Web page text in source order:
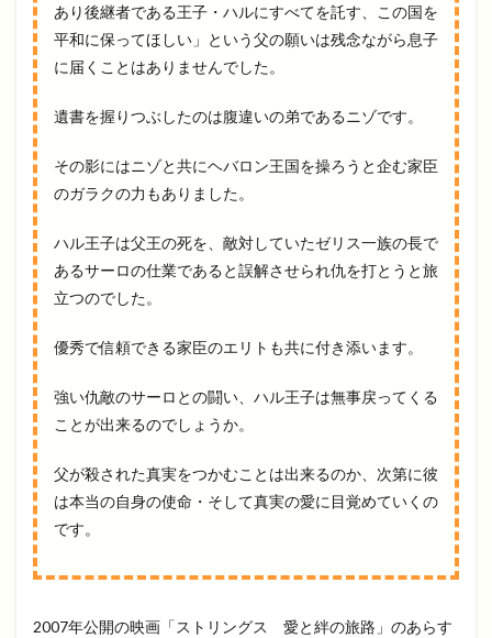
あり後継者である王子・ハルにすべてを託す、この国を
平和に保ってほしい」という父の願いは残念ながら息子
に届くことはありませんでした。
遺書を握りつぶしたのは腹違いの弟であるニゾです。
その影にはニゾと共にヘバロン王国を操ろうと企む家臣
のガラクの力もありました。
ハル王子は父王の死を、敵対していたゼリス一族の長で
あるサーロの仕業であると誤解させられ仇を打とうと旅
立つのでした。
優秀で信頼できる家臣のエリトも共に付き添います。
強い仇敵のサーロとの闘い、ハル王子は無事戻ってくる
ことが出来るのでしょうか。
父が殺された真実をつかむことは出来るのか、次第に彼
は本当の自身の使命・そして真実の愛に目覚めていくの
です。
2007年公開の映画「ストリングス 愛と絆の旅路」のあらす